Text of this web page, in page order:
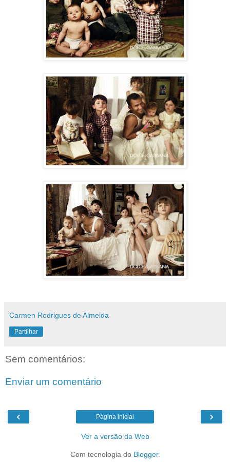
Carmen Rodrigues de Almeida
Partilhar
Sem comentários:
Enviar um comentário
‹ ›
Página inicial
Ver a versão da Web
Com tecnologia do Blogger.